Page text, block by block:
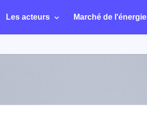
Les acteurs Marché de l'énergie